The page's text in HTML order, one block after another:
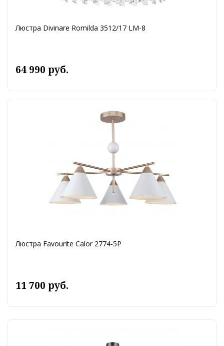
Люстра Divinare Romilda 3512/17 LM-8
64 990 руб.
Люстра Favourite Calor 2774-5P
11 700 руб.